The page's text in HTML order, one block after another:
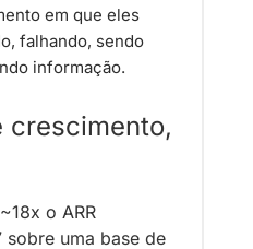
em que eles
falhando, sendo
informação.
crescimento,
o ARR
uma base de